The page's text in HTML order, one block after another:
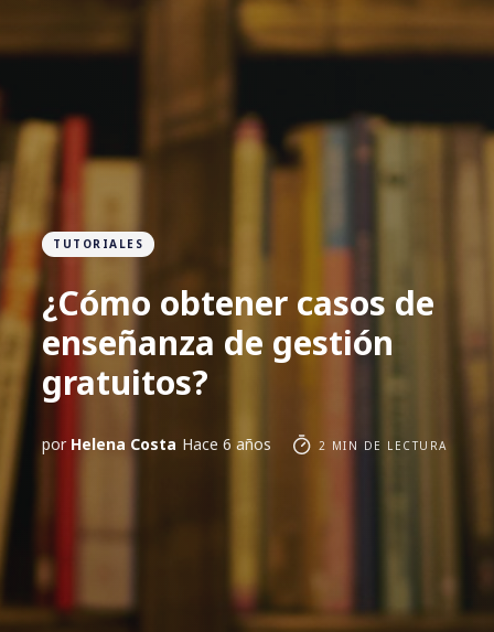
TUTORIALES
¿Cómo obtener casos de
enseñanza de gestión
gratuitos?
por Helena Costa Hace 6 años 2 MIN DE LECTURA